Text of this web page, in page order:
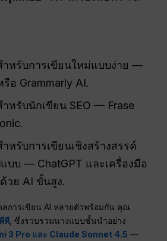
ำหรับการเขียนใหม่แบบง่าย —
อ Grammarly AI.
หรับนักเขียน SEO — Frase
หรับการเขียนเชิงสร้างสรรค์
บบ — ChatGPT และเครื่องมือ
วย AI ขั้นสูง.
การเขียน AI หลายตัวพร้อมกัน คุณ
ที , ซึ่งรวบรวมนางแบบชั้นนำอย่าง
3 Pro และ Claude Sonnet 4.5 —